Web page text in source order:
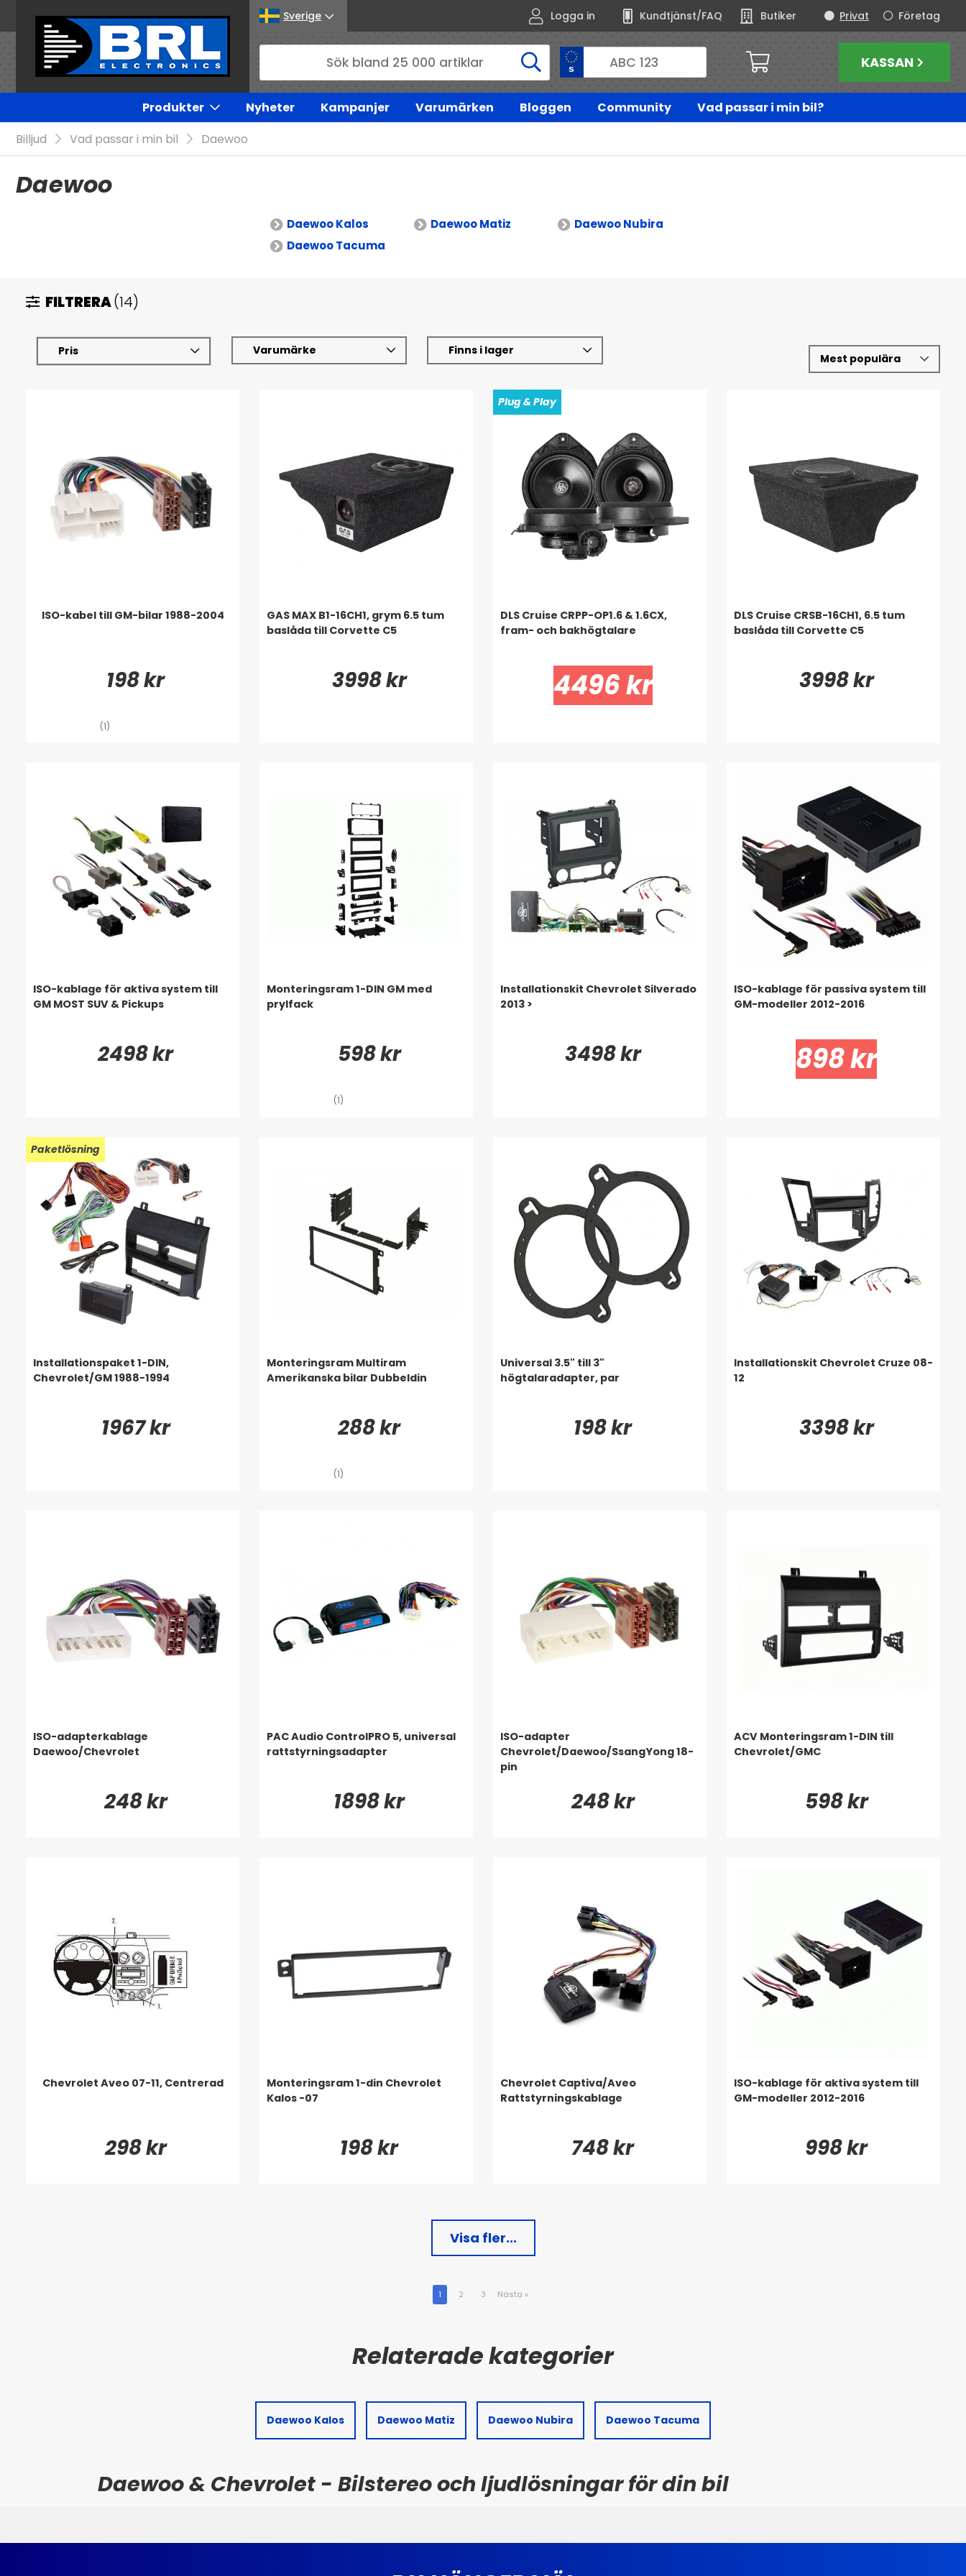
Sverige Logga in Kundtjänst/FAQ Butiker Företag
Privat
KASSAN
Produkter Nyheter Kampanjer Varumärken Bloggen Community
Vad passar i min bil?
Billjud
Vad passar i min bil Daewoo
Daewoo
Daewoo Kalos Daewoo Matiz
Daewoo Nubira
Daewoo Tacuma
FILTRERA(14)
Pris Varumärke Finns i lager
ISO-kabel till GM-bilar 1988-2004
198 kr
(1)
GAS MAX B1-16CH1, grym 6.5 tum
baslåda till Corvette C5
3998 kr
Plug & Play
DLS Cruise CRPP-OP1.6 & 1.6CX,
fram- och bakhögtalare
4496 kr
DLS Cruise CRSB-16CH1, 6.5 tum
baslåda till Corvette C5
3998 kr
ISO-kablage för aktiva system till
GM MOST SUV & Pickups
2498 kr
Monteringsram 1-DIN GM med
prylfack
598 kr
(1)
Installationskit Chevrolet Silverado
2013 >
3498 kr
ISO-kablage för passiva system till
GM-modeller 2012-2016
898 kr
Paketlösning
Installationspaket 1-DIN,
Chevrolet/GM 1988-1994
1967 kr
Monteringsram Multiram
Amerikanska bilar Dubbeldin
288 kr
(1)
Universal 3.5" till 3"
högtalaradapter, par
198 kr
Installationskit Chevrolet Cruze 08-
12
3398 kr
ISO-adapterkablage
Daewoo/Chevrolet
248 kr
PAC Audio ControlPRO 5, universal
rattstyrningsadapter
1898 kr
ISO-adapter
Chevrolet/Daewoo/SsangYong 18-
pin
248 kr
ACV Monteringsram 1-DIN till
Chevrolet/GMC
598 kr
Chevrolet Aveo 07-11, Centrerad
298 kr
Monteringsram 1-din Chevrolet
Kalos -07
198 kr
Chevrolet Captiva/Aveo
Rattstyrningskablage
748 kr
ISO-kablage för aktiva system till
GM-modeller 2012-2016
998 kr
Visa fler...
1 2 3 Nästa »
Daewoo Kalos Daewoo Matiz Daewoo Nubira Daewoo Tacuma
Daewoo & Chevrolet - Bilstereo och ljudlösningar för din bil